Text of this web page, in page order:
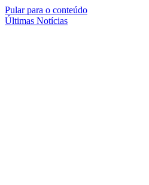
Pular para o conteúdo
Últimas Notícias